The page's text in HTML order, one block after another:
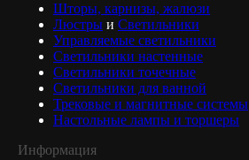
Шторы, карнизы, жалюзи
Люстры и Светильники
Управляемые светильники
Светильники настенные
Светильники точечные
Светильники для ванной
Трековые и магнитные системы
Настольные лампы и торшеры
Информация